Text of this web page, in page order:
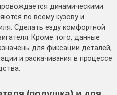
динамическими
по всему кузову и
Сделать езду комфортной
Кроме того, данные
для фиксации деталей,
и раскачивания в процессе